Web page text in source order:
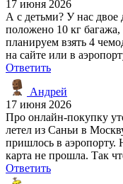
17 июня 2026
А с детьми? У нас двое
положено 10 кг
планируем взять 4
на сайте или в
Ответить
Андрей
17 июня 2026
Про онлайн-покупку
летел из Саньи в
пришлось в аэропорту.
карта не прошла. Так
Ответить